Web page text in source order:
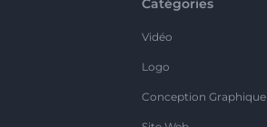
Catégories
Vidéo
Logo
Conception Graphique